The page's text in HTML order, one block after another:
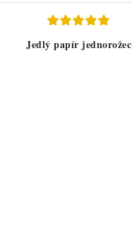
Jedlý papír jednorožec